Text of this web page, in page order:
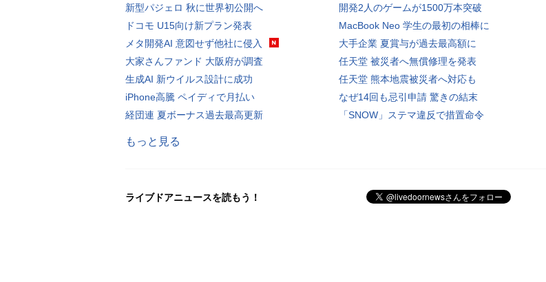
新型パジェロ 秋に世界初公開へ
ドコモ U15向け新プラン発表
メタ開発AI 意図せず他社に侵入
大家さんファンド 大阪府が調査
生成AI 新ウイルス設計に成功
iPhone高騰 ペイディで月払い
経団連 夏ボーナス過去最高更新
開発2人のゲームが1500万本突破
MacBook Neo 学生の最初の相棒に
大手企業 夏賞与が過去最高額に
任天堂 被災者へ無償修理を発表
任天堂 熊本地震被災者へ対応も
なぜ14回も忌引申請 驚きの結末
「SNOW」ステマ違反で措置命令
もっと見る
ライブドアニュースを読もう！